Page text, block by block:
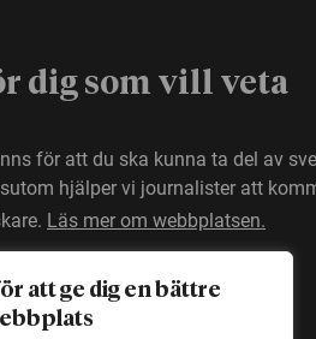
att ge dig en bättre
dig som vill veta
för att du ska kunna ta del av
hjälper vi journalister att
Läs mer om webbplatsen.